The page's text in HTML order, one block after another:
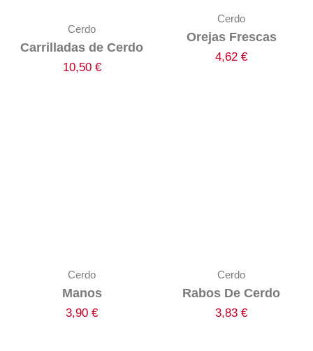
Cerdo
Carrilladas de Cerdo
10,50 €
Cerdo
Orejas Frescas
4,62 €
Cerdo
Manos
3,90 €
Cerdo
Rabos De Cerdo
3,83 €